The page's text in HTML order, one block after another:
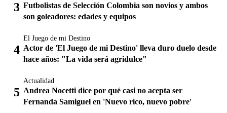
Futbolistas de Selección Colombia son novios y ambos
son goleadores: edades y equipos
El Juego de mi Destino
Actor de 'El Juego de mi Destino' lleva duro duelo desde
hace años: "La vida será agridulce"
Actualidad
Andrea Nocetti dice por qué casi no acepta ser
Fernanda Samiguel en 'Nuevo rico, nuevo pobre'